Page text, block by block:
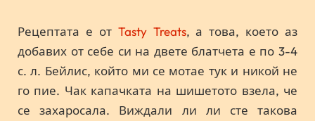
Рецептата е от Tasty Treats, а това, което аз
добавих от себе си на двете блатчета е по 3-4
с. л. Бейлис, който ми се мотае тук и никой не
го пие. Чак капачката на шишетото взела, че
се захаросала. Виждали ли ли сте такова